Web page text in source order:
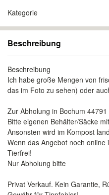
Kategorie
Beschreibung
Beschreibung
Ich habe große Mengen von
das im Foto zu sehen) oder
Zur Abholung in Bochum 44791
Bitte eigenen Behälter/Säcke
Ansonsten wird im Kompost
Wenn das Angebot noch
Tierfrei!
Nur Abholung bitte
Privat Verkauf. Kein Garantie,